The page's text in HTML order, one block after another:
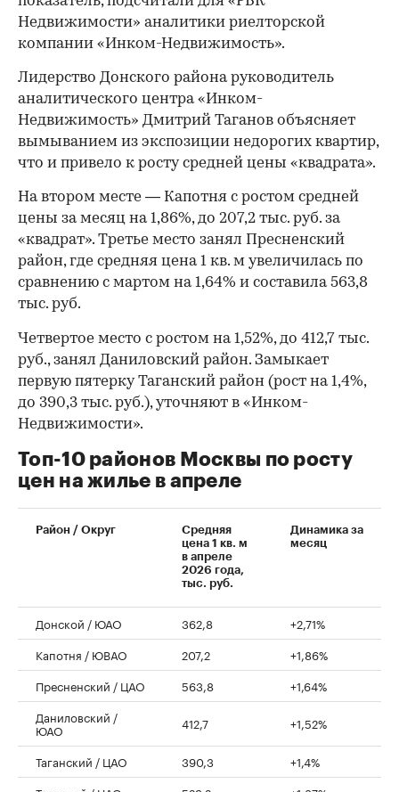
Недвижимости» аналитики риелторской
компании «Инком-Недвижимость».
Лидерство Донского района руководитель
аналитического центра «Инком-
Недвижимость» Дмитрий Таганов объясняет
вымыванием из экспозиции недорогих квартир,
что и привело к росту средней цены «квадрата».
На втором месте — Капотня с ростом средней
цены за месяц на 1,86%, до 207,2 тыс. руб. за
«квадрат». Третье место занял Пресненский
район, где средняя цена 1 кв. м увеличилась по
сравнению с мартом на 1,64% и составила 563,8
тыс. руб.
00:00 / 00:00
Четвертое место с ростом на 1,52%, до 412,7 тыс.
руб., занял Даниловский район. Замыкает
первую пятерку Таганский район (рост на 1,4%,
до 390,3 тыс. руб.), уточняют в «Инком-
Недвижимости».
Топ-10 районов Москвы по росту
цен на жилье в апреле
Район / Округ
Средняя
цена 1 кв. м
в апреле
2026 года,
тыс. руб.
Динамика за
месяц
Донской / ЮАО 362,8
+2,71%
Капотня / ЮВАО
207,2
+1,86%
Пресненский / ЦАО
563,8
+1,64%
Даниловский /
ЮАО 412,7 +1,52%
Таганский / ЦАО 390,3
+1,4%